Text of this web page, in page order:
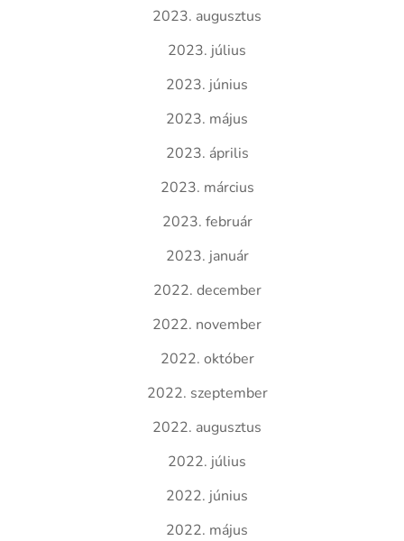
2023. augusztus
2023. július
2023. június
2023. május
2023. április
2023. március
2023. február
2023. január
2022. december
2022. november
2022. október
2022. szeptember
2022. augusztus
2022. július
2022. június
2022. május